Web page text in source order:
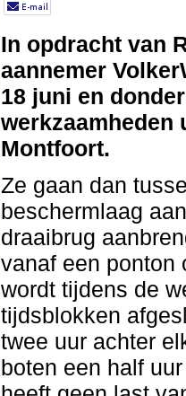
In opdracht van
aannemer
18 juni en
werkzaamheden
Montfoort.
Ze gaan dan
beschermlaag
draaibrug
vanaf een ponton
wordt tijdens de
tijdsblokken
twee uur achter
boten een half